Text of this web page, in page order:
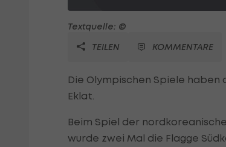
Textquelle: ©
TEILEN
KOMMENTARE
Die Olympischen Spiele
Eklat.
Beim Spiel der
wurde zwei Mal die Flagge